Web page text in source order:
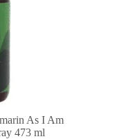
As I Am
473 ml